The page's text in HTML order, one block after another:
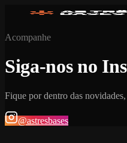
Acompanhe
Siga-nos no
Fique por dentro das
@astresbases